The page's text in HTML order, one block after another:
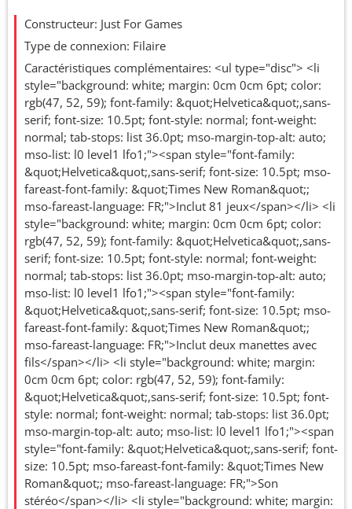
Evolution du prix le plus bas (neuf):
2025 2026
400
500
Constructeur: Just For Games
Type de connexion: Filaire
Caractéristiques complémentaires: <ul type="disc"> <li
style="background: white; margin: 0cm 0cm 6pt; color:
rgb(47, 52, 59); font-family: &quot;Helvetica&quot;,sans-
serif; font-size: 10.5pt; font-style: normal; font-weight:
normal; tab-stops: list 36.0pt; mso-margin-top-alt: auto;
mso-list: l0 level1 lfo1;"><span style="font-family:
&quot;Helvetica&quot;,sans-serif; font-size: 10.5pt; mso-
fareast-font-family: &quot;Times New Roman&quot;;
mso-fareast-language: FR;">Inclut 81 jeux</span></li> <li
style="background: white; margin: 0cm 0cm 6pt; color:
rgb(47, 52, 59); font-family: &quot;Helvetica&quot;,sans-
serif; font-size: 10.5pt; font-style: normal; font-weight:
normal; tab-stops: list 36.0pt; mso-margin-top-alt: auto;
mso-list: l0 level1 lfo1;"><span style="font-family:
&quot;Helvetica&quot;,sans-serif; font-size: 10.5pt; mso-
fareast-font-family: &quot;Times New Roman&quot;;
mso-fareast-language: FR;">Inclut deux manettes avec
fils</span></li> <li style="background: white; margin:
0cm 0cm 6pt; color: rgb(47, 52, 59); font-family:
&quot;Helvetica&quot;,sans-serif; font-size: 10.5pt; font-
style: normal; font-weight: normal; tab-stops: list 36.0pt;
mso-margin-top-alt: auto; mso-list: l0 level1 lfo1;"><span
style="font-family: &quot;Helvetica&quot;,sans-serif; font-
size: 10.5pt; mso-fareast-font-family: &quot;Times New
Roman&quot;; mso-fareast-language: FR;">Son
stéréo</span></li> <li style="background: white; margin: